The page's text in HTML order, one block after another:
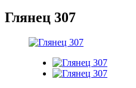
Глянец 307